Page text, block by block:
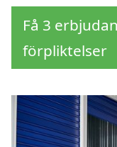
Få 3
förpliktelser